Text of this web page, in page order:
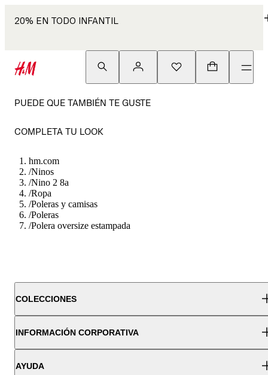
20% EN TODO INFANTIL
PUEDE QUE TAMBIÉN TE GUSTE
COMPLETA TU LOOK
hm.com
/Ninos
/Nino 2 8a
/Ropa
/Poleras y camisas
/Poleras
/Polera oversize estampada
COLECCIONES
INFORMACIÓN CORPORATIVA
AYUDA